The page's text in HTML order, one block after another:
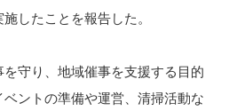
したことを報告した。
守り、地域催事を支援する目的
ントの準備や運営、清掃活動な